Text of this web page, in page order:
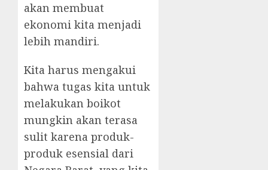
akan membuat
ekonomi kita menjadi
lebih mandiri.
Kita harus mengakui
bahwa tugas kita untuk
melakukan boikot
mungkin akan terasa
sulit karena produk-
produk esensial dari